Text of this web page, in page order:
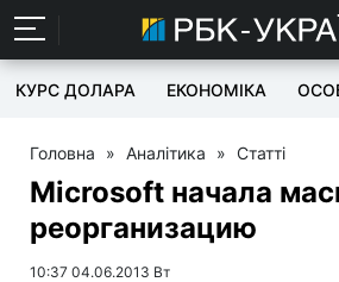
КУРС ДОЛАРА ЕКОНОМІКА
Головна » Аналітика » Статті
Microsoft начала
реорганизацию
10:37 04.06.2013 Вт